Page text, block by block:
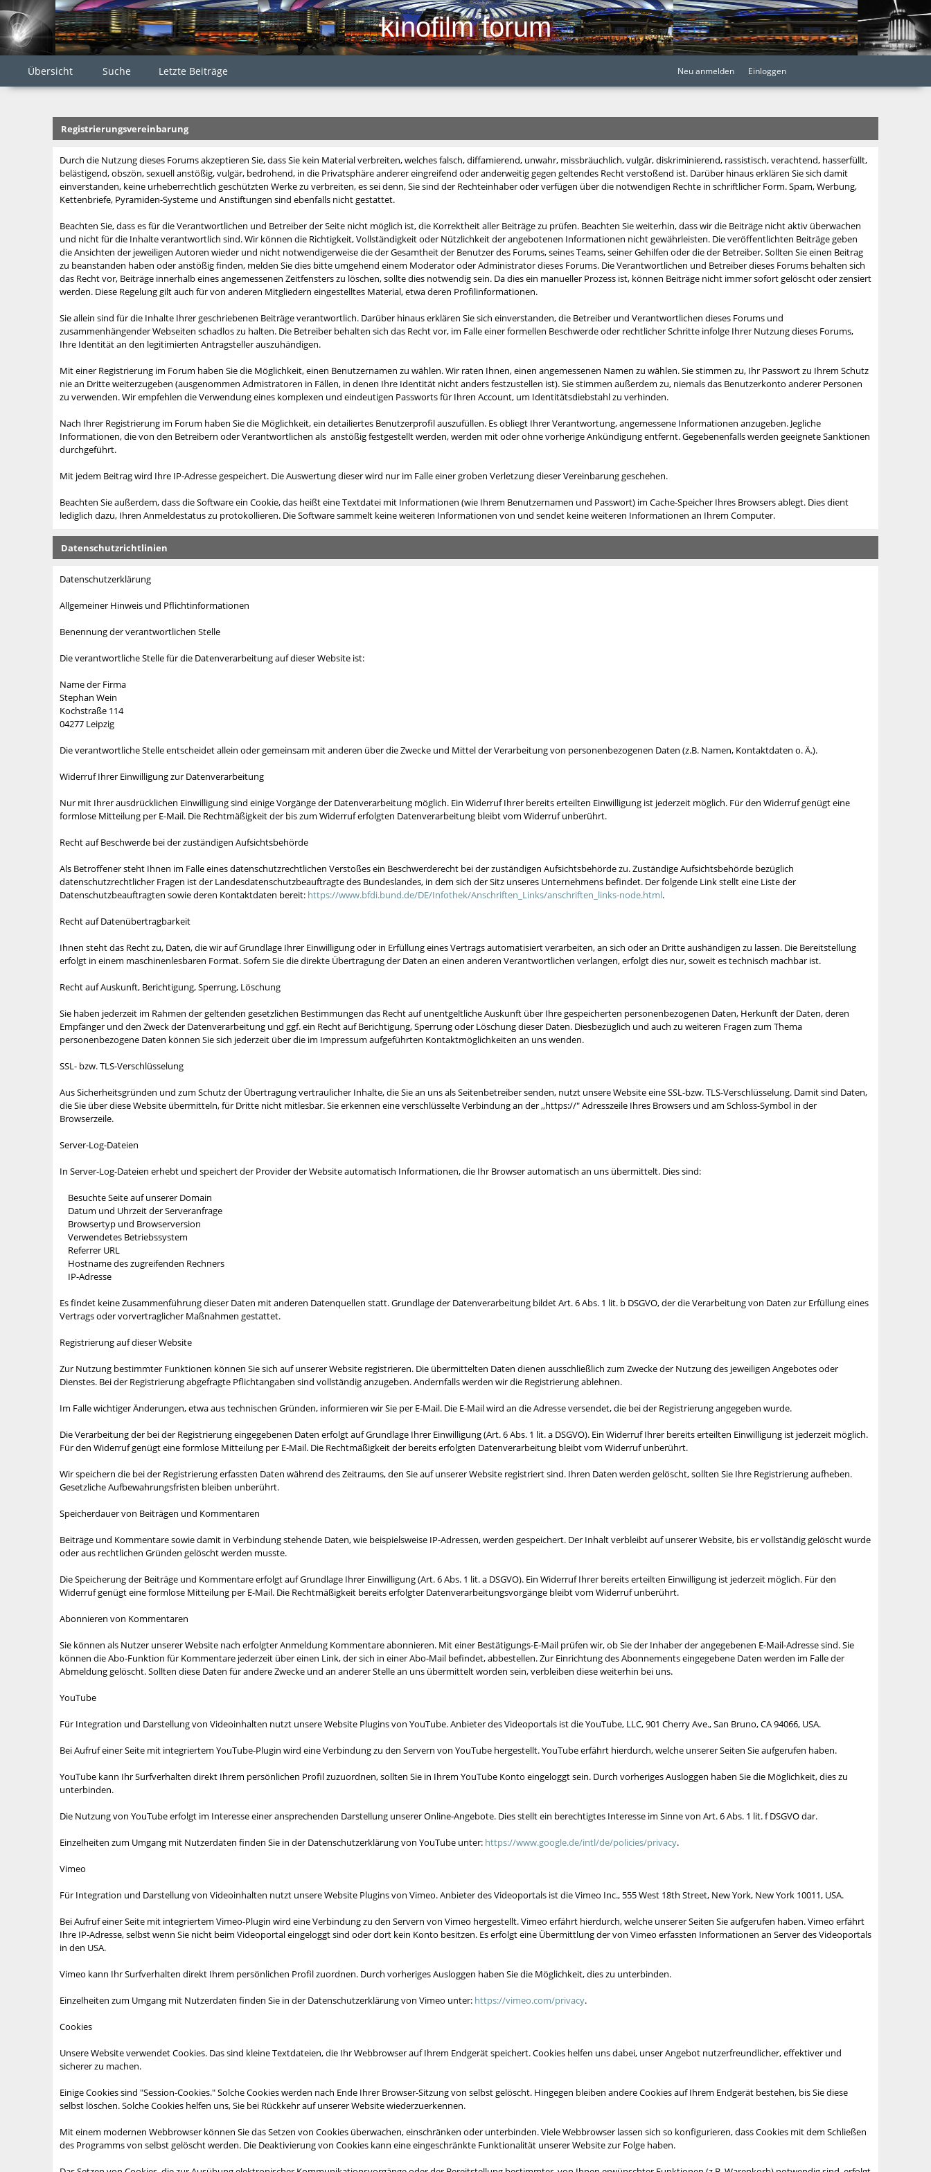
kinofilm forum
Übersicht Suche Letzte Beiträge Neu anmelden Einloggen
Registrierungsvereinbarung
Durch die Nutzung dieses Forums akzeptieren Sie, dass Sie kein Material verbreiten, welches falsch, diffamierend, unwahr, missbräuchlich, vulgär, diskriminierend, rassistisch, verachtend, hasserfüllt,
belästigend, obszön, sexuell anstößig, vulgär, bedrohend, in die Privatsphäre anderer eingreifend oder anderweitig gegen geltendes Recht verstoßend ist. Darüber hinaus erklären Sie sich damit
einverstanden, keine urheberrechtlich geschützten Werke zu verbreiten, es sei denn, Sie sind der Rechteinhaber oder verfügen über die notwendigen Rechte in schriftlicher Form. Spam, Werbung,
Kettenbriefe, Pyramiden-Systeme und Anstiftungen sind ebenfalls nicht gestattet.
Beachten Sie, dass es für die Verantwortlichen und Betreiber der Seite nicht möglich ist, die Korrektheit aller Beiträge zu prüfen. Beachten Sie weiterhin, dass wir die Beiträge nicht aktiv überwachen
und nicht für die Inhalte verantwortlich sind. Wir können die Richtigkeit, Vollständigkeit oder Nützlichkeit der angebotenen Informationen nicht gewährleisten. Die veröffentlichten Beiträge geben
die Ansichten der jeweiligen Autoren wieder und nicht notwendigerweise die der Gesamtheit der Benutzer des Forums, seines Teams, seiner Gehilfen oder die der Betreiber. Sollten Sie einen Beitrag
zu beanstanden haben oder anstößig finden, melden Sie dies bitte umgehend einem Moderator oder Administrator dieses Forums. Die Verantwortlichen und Betreiber dieses Forums behalten sich
das Recht vor, Beiträge innerhalb eines angemessenen Zeitfensters zu löschen, sollte dies notwendig sein. Da dies ein manueller Prozess ist, können Beiträge nicht immer sofort gelöscht oder zensiert
werden. Diese Regelung gilt auch für von anderen Mitgliedern eingestelltes Material, etwa deren Profilinformationen.
Sie allein sind für die Inhalte Ihrer geschriebenen Beiträge verantwortlich. Darüber hinaus erklären Sie sich einverstanden, die Betreiber und Verantwortlichen dieses Forums und
zusammenhängender Webseiten schadlos zu halten. Die Betreiber behalten sich das Recht vor, im Falle einer formellen Beschwerde oder rechtlicher Schritte infolge Ihrer Nutzung dieses Forums,
Ihre Identität an den legitimierten Antragsteller auszuhändigen.
Mit einer Registrierung im Forum haben Sie die Möglichkeit, einen Benutzernamen zu wählen. Wir raten Ihnen, einen angemessenen Namen zu wählen. Sie stimmen zu, Ihr Passwort zu Ihrem Schutz
nie an Dritte weiterzugeben (ausgenommen Admistratoren in Fällen, in denen Ihre Identität nicht anders festzustellen ist). Sie stimmen außerdem zu, niemals das Benutzerkonto anderer Personen
zu verwenden. Wir empfehlen die Verwendung eines komplexen und eindeutigen Passworts für Ihren Account, um Identitätsdiebstahl zu verhinden.
Nach Ihrer Registrierung im Forum haben Sie die Möglichkeit, ein detailiertes Benutzerprofil auszufüllen. Es obliegt Ihrer Verantwortung, angemessene Informationen anzugeben. Jegliche
Informationen, die von den Betreibern oder Verantwortlichen als anstößig festgestellt werden, werden mit oder ohne vorherige Ankündigung entfernt. Gegebenenfalls werden geeignete Sanktionen
durchgeführt.
Mit jedem Beitrag wird Ihre IP-Adresse gespeichert. Die Auswertung dieser wird nur im Falle einer groben Verletzung dieser Vereinbarung geschehen.
Beachten Sie außerdem, dass die Software ein Cookie, das heißt eine Textdatei mit Informationen (wie Ihrem Benutzernamen und Passwort) im Cache-Speicher Ihres Browsers ablegt. Dies dient
lediglich dazu, Ihren Anmeldestatus zu protokollieren. Die Software sammelt keine weiteren Informationen von und sendet keine weiteren Informationen an Ihrem Computer.
Datenschutzrichtlinien
Datenschutzerklärung
Allgemeiner Hinweis und Pflichtinformationen
Benennung der verantwortlichen Stelle
Die verantwortliche Stelle für die Datenverarbeitung auf dieser Website ist:
Name der Firma
Stephan Wein
Kochstraße 114
04277 Leipzig
Die verantwortliche Stelle entscheidet allein oder gemeinsam mit anderen über die Zwecke und Mittel der Verarbeitung von personenbezogenen Daten (z.B. Namen, Kontaktdaten o. Ä.).
Widerruf Ihrer Einwilligung zur Datenverarbeitung
Nur mit Ihrer ausdrücklichen Einwilligung sind einige Vorgänge der Datenverarbeitung möglich. Ein Widerruf Ihrer bereits erteilten Einwilligung ist jederzeit möglich. Für den Widerruf genügt eine
formlose Mitteilung per E-Mail. Die Rechtmäßigkeit der bis zum Widerruf erfolgten Datenverarbeitung bleibt vom Widerruf unberührt.
Recht auf Beschwerde bei der zuständigen Aufsichtsbehörde
Als Betroffener steht Ihnen im Falle eines datenschutzrechtlichen Verstoßes ein Beschwerderecht bei der zuständigen Aufsichtsbehörde zu. Zuständige Aufsichtsbehörde bezüglich
datenschutzrechtlicher Fragen ist der Landesdatenschutzbeauftragte des Bundeslandes, in dem sich der Sitz unseres Unternehmens befindet. Der folgende Link stellt eine Liste der
Datenschutzbeauftragten sowie deren Kontaktdaten bereit: https://www.bfdi.bund.de/DE/Infothek/Anschriften_Links/anschriften_links-node.html.
Recht auf Datenübertragbarkeit
Ihnen steht das Recht zu, Daten, die wir auf Grundlage Ihrer Einwilligung oder in Erfüllung eines Vertrags automatisiert verarbeiten, an sich oder an Dritte aushändigen zu lassen. Die Bereitstellung
erfolgt in einem maschinenlesbaren Format. Sofern Sie die direkte Übertragung der Daten an einen anderen Verantwortlichen verlangen, erfolgt dies nur, soweit es technisch machbar ist.
Recht auf Auskunft, Berichtigung, Sperrung, Löschung
Sie haben jederzeit im Rahmen der geltenden gesetzlichen Bestimmungen das Recht auf unentgeltliche Auskunft über Ihre gespeicherten personenbezogenen Daten, Herkunft der Daten, deren
Empfänger und den Zweck der Datenverarbeitung und ggf. ein Recht auf Berichtigung, Sperrung oder Löschung dieser Daten. Diesbezüglich und auch zu weiteren Fragen zum Thema
personenbezogene Daten können Sie sich jederzeit über die im Impressum aufgeführten Kontaktmöglichkeiten an uns wenden.
SSL- bzw. TLS-Verschlüsselung
Aus Sicherheitsgründen und zum Schutz der Übertragung vertraulicher Inhalte, die Sie an uns als Seitenbetreiber senden, nutzt unsere Website eine SSL-bzw. TLS-Verschlüsselung. Damit sind Daten,
die Sie über diese Website übermitteln, für Dritte nicht mitlesbar. Sie erkennen eine verschlüsselte Verbindung an der ,,https://" Adresszeile Ihres Browsers und am Schloss-Symbol in der
Browserzeile.
Server-Log-Dateien
In Server-Log-Dateien erhebt und speichert der Provider der Website automatisch Informationen, die Ihr Browser automatisch an uns übermittelt. Dies sind:
Besuchte Seite auf unserer Domain
Datum und Uhrzeit der Serveranfrage
Browsertyp und Browserversion
Verwendetes Betriebssystem
Referrer URL
Hostname des zugreifenden Rechners
IP-Adresse
Es findet keine Zusammenführung dieser Daten mit anderen Datenquellen statt. Grundlage der Datenverarbeitung bildet Art. 6 Abs. 1 lit. b DSGVO, der die Verarbeitung von Daten zur Erfüllung eines
Vertrags oder vorvertraglicher Maßnahmen gestattet.
Registrierung auf dieser Website
Zur Nutzung bestimmter Funktionen können Sie sich auf unserer Website registrieren. Die übermittelten Daten dienen ausschließlich zum Zwecke der Nutzung des jeweiligen Angebotes oder
Dienstes. Bei der Registrierung abgefragte Pflichtangaben sind vollständig anzugeben. Andernfalls werden wir die Registrierung ablehnen.
Im Falle wichtiger Änderungen, etwa aus technischen Gründen, informieren wir Sie per E-Mail. Die E-Mail wird an die Adresse versendet, die bei der Registrierung angegeben wurde.
Die Verarbeitung der bei der Registrierung eingegebenen Daten erfolgt auf Grundlage Ihrer Einwilligung (Art. 6 Abs. 1 lit. a DSGVO). Ein Widerruf Ihrer bereits erteilten Einwilligung ist jederzeit möglich.
Für den Widerruf genügt eine formlose Mitteilung per E-Mail. Die Rechtmäßigkeit der bereits erfolgten Datenverarbeitung bleibt vom Widerruf unberührt.
Wir speichern die bei der Registrierung erfassten Daten während des Zeitraums, den Sie auf unserer Website registriert sind. Ihren Daten werden gelöscht, sollten Sie Ihre Registrierung aufheben.
Gesetzliche Aufbewahrungsfristen bleiben unberührt.
Speicherdauer von Beiträgen und Kommentaren
Beiträge und Kommentare sowie damit in Verbindung stehende Daten, wie beispielsweise IP-Adressen, werden gespeichert. Der Inhalt verbleibt auf unserer Website, bis er vollständig gelöscht wurde
oder aus rechtlichen Gründen gelöscht werden musste.
Die Speicherung der Beiträge und Kommentare erfolgt auf Grundlage Ihrer Einwilligung (Art. 6 Abs. 1 lit. a DSGVO). Ein Widerruf Ihrer bereits erteilten Einwilligung ist jederzeit möglich. Für den
Widerruf genügt eine formlose Mitteilung per E-Mail. Die Rechtmäßigkeit bereits erfolgter Datenverarbeitungsvorgänge bleibt vom Widerruf unberührt.
Abonnieren von Kommentaren
Sie können als Nutzer unserer Website nach erfolgter Anmeldung Kommentare abonnieren. Mit einer Bestätigungs-E-Mail prüfen wir, ob Sie der Inhaber der angegebenen E-Mail-Adresse sind. Sie
können die Abo-Funktion für Kommentare jederzeit über einen Link, der sich in einer Abo-Mail befindet, abbestellen. Zur Einrichtung des Abonnements eingegebene Daten werden im Falle der
Abmeldung gelöscht. Sollten diese Daten für andere Zwecke und an anderer Stelle an uns übermittelt worden sein, verbleiben diese weiterhin bei uns.
YouTube
Für Integration und Darstellung von Videoinhalten nutzt unsere Website Plugins von YouTube. Anbieter des Videoportals ist die YouTube, LLC, 901 Cherry Ave., San Bruno, CA 94066, USA.
Bei Aufruf einer Seite mit integriertem YouTube-Plugin wird eine Verbindung zu den Servern von YouTube hergestellt. YouTube erfährt hierdurch, welche unserer Seiten Sie aufgerufen haben.
YouTube kann Ihr Surfverhalten direkt Ihrem persönlichen Profil zuzuordnen, sollten Sie in Ihrem YouTube Konto eingeloggt sein. Durch vorheriges Ausloggen haben Sie die Möglichkeit, dies zu
unterbinden.
Die Nutzung von YouTube erfolgt im Interesse einer ansprechenden Darstellung unserer Online-Angebote. Dies stellt ein berechtigtes Interesse im Sinne von Art. 6 Abs. 1 lit. f DSGVO dar.
Einzelheiten zum Umgang mit Nutzerdaten finden Sie in der Datenschutzerklärung von YouTube unter: https://www.google.de/intl/de/policies/privacy.
Vimeo
Für Integration und Darstellung von Videoinhalten nutzt unsere Website Plugins von Vimeo. Anbieter des Videoportals ist die Vimeo Inc., 555 West 18th Street, New York, New York 10011, USA.
Bei Aufruf einer Seite mit integriertem Vimeo-Plugin wird eine Verbindung zu den Servern von Vimeo hergestellt. Vimeo erfährt hierdurch, welche unserer Seiten Sie aufgerufen haben. Vimeo erfährt
Ihre IP-Adresse, selbst wenn Sie nicht beim Videoportal eingeloggt sind oder dort kein Konto besitzen. Es erfolgt eine Übermittlung der von Vimeo erfassten Informationen an Server des Videoportals
in den USA.
Vimeo kann Ihr Surfverhalten direkt Ihrem persönlichen Profil zuordnen. Durch vorheriges Ausloggen haben Sie die Möglichkeit, dies zu unterbinden.
Einzelheiten zum Umgang mit Nutzerdaten finden Sie in der Datenschutzerklärung von Vimeo unter: https://vimeo.com/privacy.
Cookies
Unsere Website verwendet Cookies. Das sind kleine Textdateien, die Ihr Webbrowser auf Ihrem Endgerät speichert. Cookies helfen uns dabei, unser Angebot nutzerfreundlicher, effektiver und
sicherer zu machen.
Einige Cookies sind "Session-Cookies." Solche Cookies werden nach Ende Ihrer Browser-Sitzung von selbst gelöscht. Hingegen bleiben andere Cookies auf Ihrem Endgerät bestehen, bis Sie diese
selbst löschen. Solche Cookies helfen uns, Sie bei Rückkehr auf unserer Website wiederzuerkennen.
Mit einem modernen Webbrowser können Sie das Setzen von Cookies überwachen, einschränken oder unterbinden. Viele Webbrowser lassen sich so konfigurieren, dass Cookies mit dem Schließen
des Programms von selbst gelöscht werden. Die Deaktivierung von Cookies kann eine eingeschränkte Funktionalität unserer Website zur Folge haben.